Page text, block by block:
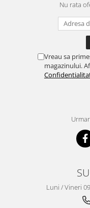
Nu rata
Vreau sa
magazinului.
Luni / Vineri